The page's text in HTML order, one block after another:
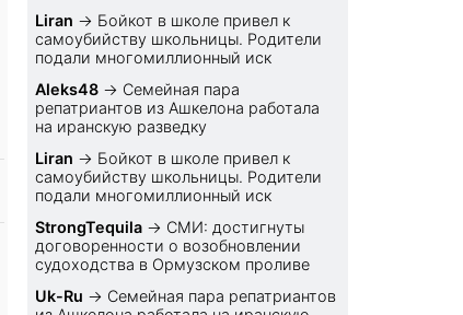
Liran → Бойкот в школе привел к
самоубийству школьницы. Родители
подали многомиллионный иск
Aleks48 → Семейная пара
репатриантов из Ашкелона работала
на иранскую разведку
Liran → Бойкот в школе привел к
самоубийству школьницы. Родители
подали многомиллионный иск
StrongTequila → СМИ: достигнуты
договоренности о возобновлении
судоходства в Ормузском проливе
Uk-Ru → Семейная пара репатриантов